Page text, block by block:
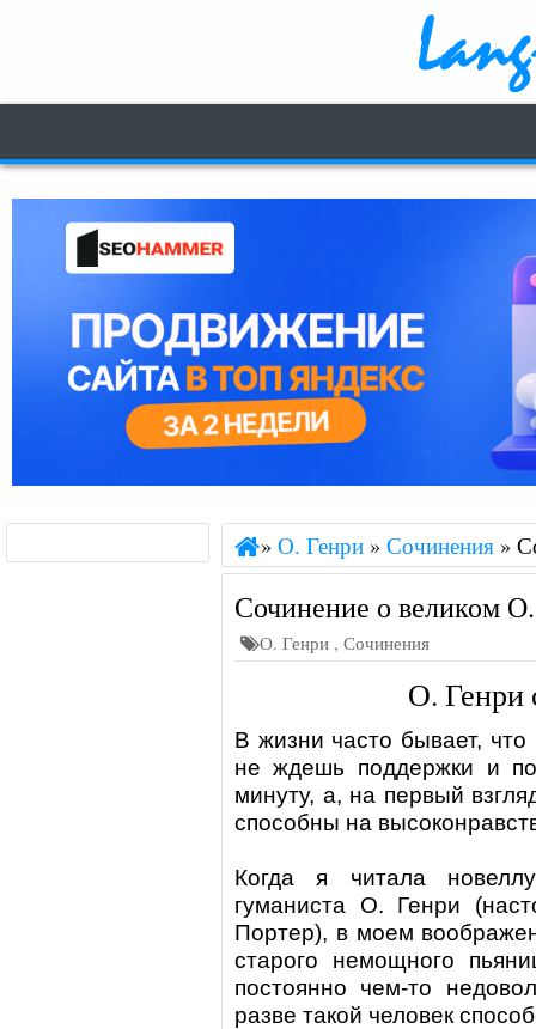
» О. Генри » Сочинения »
Сочинение о великом
О. Генри , Сочинения
О. Генри
В жизни часто бывает, что
не ждешь поддержки и
минуту, а, на первый
способны на
Когда я читала
гуманиста О. Генри
Портер), в моем
старого немощного
постоянно чем-то
разве такой человек